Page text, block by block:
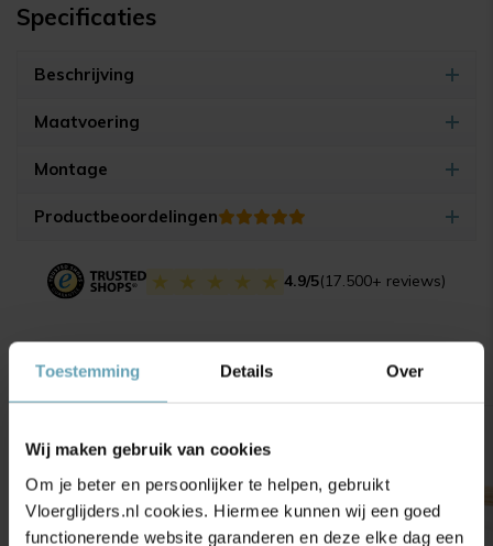
Toestemming Details Over
Wij maken gebruik van cookies
Om je beter en persoonlijker te helpen, gebruikt
Vloerglijders.nl cookies. Hiermee kunnen wij een goed
functionerende website garanderen en deze elke dag een
Specificaties
Beschrijving
Maatvoering
Montage
Productbeoordelingen
4.9/5(17.500+ reviews)
Gerelateerde producten